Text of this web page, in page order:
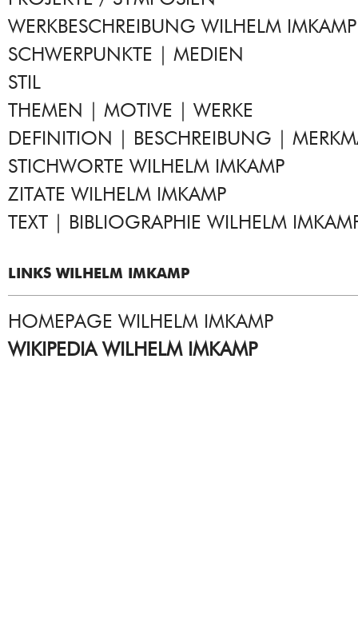
WERKBESCHREIBUNG WILHELM IMKAMP
SCHWERPUNKTE | MEDIEN
STIL
THEMEN | MOTIVE | WERKE
DEFINITION | BESCHREIBUNG |
STICHWORTE WILHELM IMKAMP
ZITATE WILHELM IMKAMP
TEXT | BIBLIOGRAPHIE WILHELM
LINKS WILHELM IMKAMP
HOMEPAGE WILHELM IMKAMP
WIKIPEDIA WILHELM IMKAMP